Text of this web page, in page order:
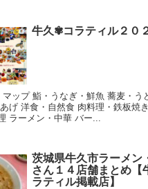
牛久✾コラティル２０
ップ 鮨・うなぎ・鮮魚 蕎麦・う
げ 洋食・自然食 肉料理・鉄板焼
ラーメン・中華 バー...
茨城県牛久市ラーメン
さん１４店舗まとめ【
ラティル掲載店】